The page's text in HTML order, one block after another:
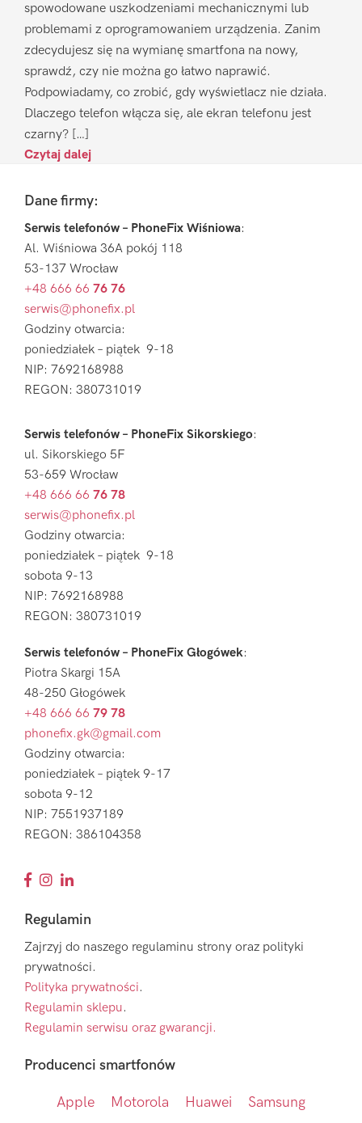
spowodowane uszkodzeniami mechanicznymi lub
problemami z oprogramowaniem urządzenia. Zanim
zdecydujesz się na wymianę smartfona na nowy,
sprawdź, czy nie można go łatwo naprawić.
Podpowiadamy, co zrobić, gdy wyświetlacz nie działa.
Dlaczego telefon włącza się, ale ekran telefonu jest
czarny? […]
Czytaj dalej
FooterDane firmy:
Serwis telefonów – PhoneFix Wiśniowa:
Al. Wiśniowa 36A pokój 118
53-137 Wrocław
+48 666 66 76 76
serwis@phonefix.pl
Godziny otwarcia:
poniedziałek – piątek 9-18
NIP: 7692168988
REGON: 380731019
Serwis telefonów – PhoneFix Sikorskiego:
ul. Sikorskiego 5F
53-659 Wrocław
+48 666 66 76 78
serwis@phonefix.pl
Godziny otwarcia:
poniedziałek – piątek 9-18
sobota 9-13
NIP: 7692168988
REGON: 380731019
Serwis telefonów – PhoneFix Głogówek:
Piotra Skargi 15A
48-250 Głogówek
+48 666 66 79 78
phonefix.gk@gmail.com
Godziny otwarcia:
poniedziałek – piątek 9-17
sobota 9-12
NIP: 7551937189
REGON: 386104358
Regulamin
Zajrzyj do naszego regulaminu strony oraz polityki
prywatności.
Polityka prywatności.
Regulamin sklepu.
Regulamin serwisu oraz gwarancji.
Producenci smartfonów
Apple Motorola Huawei Samsung